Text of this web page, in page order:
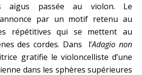
aigus passée au violon. Le
par un motif retenu au
répétitives qui se mettent au
des cordes. Dans l’Adagio non
gratifie le violoncelliste d’une
dans les sphères supérieures